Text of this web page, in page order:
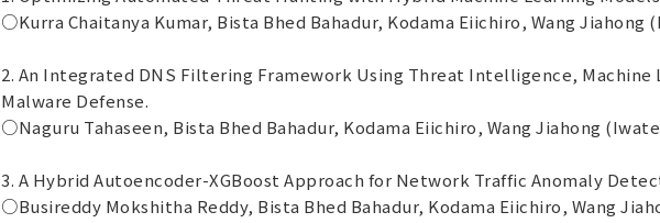
○Kurra Chaitanya Kumar, Bista Bhed Bahadur, Kodama Eiichiro, Wang
2. An Integrated DNS Filtering Framework Using Threat Intelligence,
Malware Defense.
○Naguru Tahaseen, Bista Bhed Bahadur, Kodama Eiichiro, Wang Jiahong
3. A Hybrid Autoencoder-XGBoost Approach for Network Traffic Anomaly
○Busireddy Mokshitha Reddy, Bista Bhed Bahadur, Kodama Eiichiro, Wang